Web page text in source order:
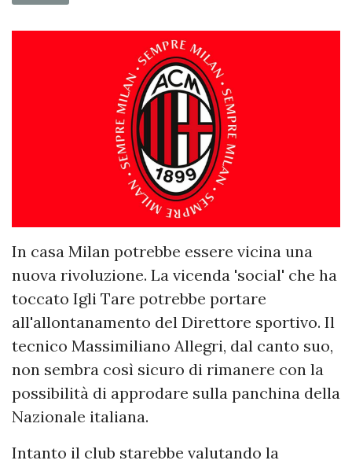
In casa Milan potrebbe essere vicina una
nuova rivoluzione. La vicenda 'social' che ha
toccato Igli Tare potrebbe portare
all'allontanamento del Direttore sportivo. Il
tecnico Massimiliano Allegri, dal canto suo,
non sembra così sicuro di rimanere con la
possibilità di approdare sulla panchina della
Nazionale italiana.
Intanto il club starebbe valutando la